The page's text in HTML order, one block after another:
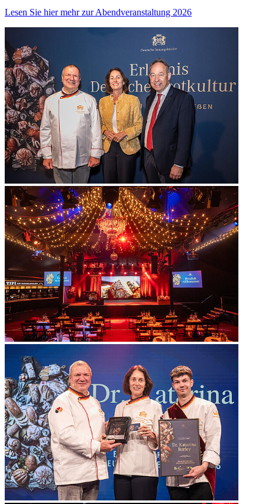
Lesen Sie hier mehr zur Abendveranstaltung 2026